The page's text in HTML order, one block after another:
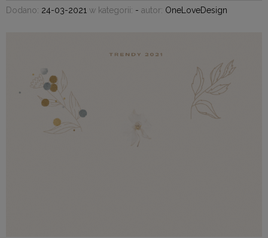
Dodano: 24-03-2021 w kategorii: - autor: OneLoveDesign